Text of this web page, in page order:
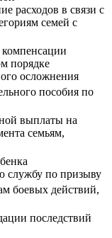
расходов в связи с
семей с
порядке
осложнения
пособия по
выплаты на
семьям,
службу по призыву
боевых действий,
последствий